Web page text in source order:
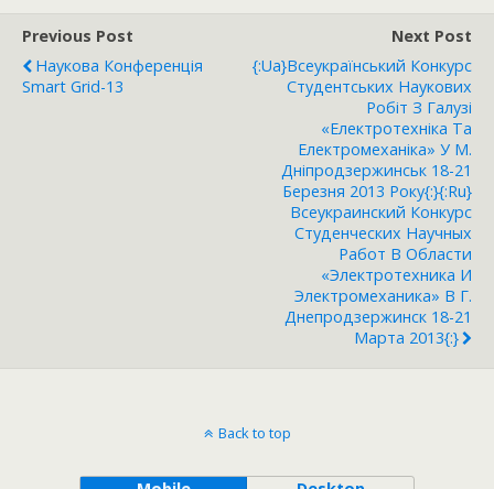
Previous Post
Наукова Конференція
Smart Grid-13
Next Post
{:ua}Всеукраїнський Конкурс
Студентських Наукових
Робіт З Галузі
«Електротехніка Та
Електромеханіка» У М.
Дніпродзержинськ 18-21
Березня 2013 Року{:}{:ru}
Всеукраинский Конкурс
Студенческих Научных
Работ В Области
«Электротехника И
Электромеханика» В Г.
Днепродзержинск 18-21
Марта 2013{:}
Back to top